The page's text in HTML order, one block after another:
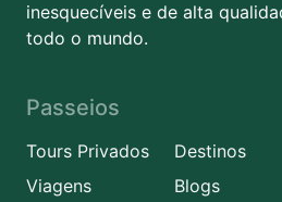
inesquecíveis e de alta
todo o mundo.
Passeios
Tours Privados Destinos
Viagens
Blogs